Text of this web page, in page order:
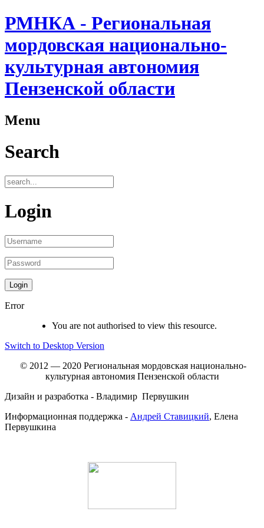
РМНКА - Региональная
мордовская национально-
культурная автономия
Пензенской области
Menu
Search
Login
Error
You are not authorised to view this resource.
Switch to Desktop Version
© 2012 — 2020 Региональная мордовская национально-
культурная автономия Пензенской области
Дизайн и разработка - Владимир Первушкин
Информационная поддержка - Андрей Ставицкий, Елена
Первушкина